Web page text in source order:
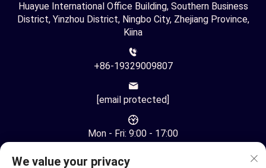
Huayue International Office Building, Southern Business
District, Yinzhou District, Ningbo City, Zhejiang Province,
Kiina
+86-19329009807
[email protected]
Mon - Fri: 9:00 - 17:00
We value your privacy